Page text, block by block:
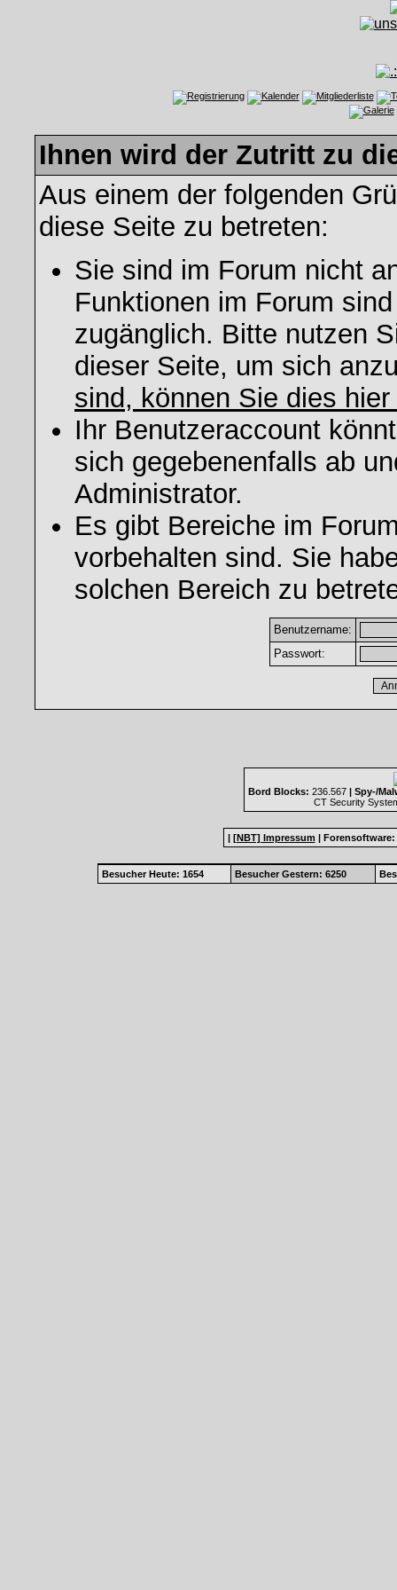
Ihnen wird der Zutritt zu
Aus einem der folgenden
diese Seite zu betreten:
Sie sind im Forum nicht
Funktionen im Forum
zugänglich. Bitte nutzen
dieser Seite, um sich
sind, können Sie dies hier
Ihr Benutzeraccount
sich gegebenenfalls ab
Administrator.
Es gibt Bereiche im
vorbehalten sind. Sie
solchen Bereich zu
Benutzername:
Passwort:
Bord Blocks: 236.567 | Spy-/
CT Security
| [NBT] Impressum | Forensoftware:
Besucher Heute: 1654 Besucher Gestern: 6250